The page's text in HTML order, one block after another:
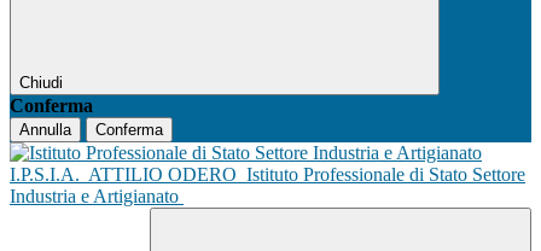
Chiudi
Conferma
Annulla Conferma
I.P.S.I.A. ATTILIO ODERO Istituto Professionale di Stato Settore
Industria e Artigianato